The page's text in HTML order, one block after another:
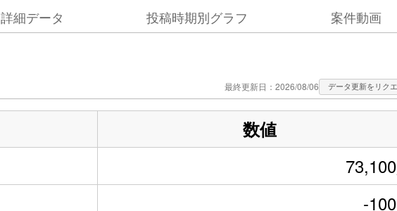
詳細データ 投稿時期別グラフ 案件動画
最終更新日：2026/08/06 データ更新をリク
数値
-